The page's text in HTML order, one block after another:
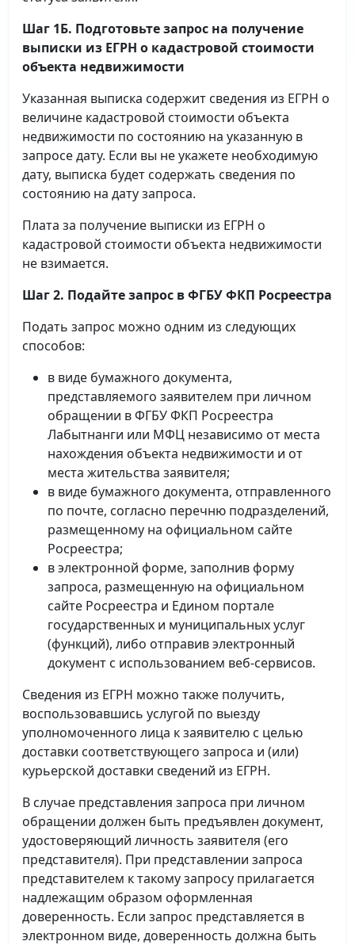
Шаг 1Б. Подготовьте запрос на получение
выписки из ЕГРН о кадастровой стоимости
объекта недвижимости
Указанная выписка содержит сведения из ЕГРН о
величине кадастровой стоимости объекта
недвижимости по состоянию на указанную в
запросе дату. Если вы не укажете необходимую
дату, выписка будет содержать сведения по
состоянию на дату запроса.
Плата за получение выписки из ЕГРН о
кадастровой стоимости объекта недвижимости
не взимается.
Шаг 2. Подайте запрос в ФГБУ ФКП Росреестра
Подать запрос можно одним из следующих
способов:
в виде бумажного документа,
представляемого заявителем при личном
обращении в ФГБУ ФКП Росреестра
Лабытнанги или МФЦ независимо от места
нахождения объекта недвижимости и от
места жительства заявителя;
в виде бумажного документа, отправленного
по почте, согласно перечню подразделений,
размещенному на официальном сайте
Росреестра;
в электронной форме, заполнив форму
запроса, размещенную на официальном
сайте Росреестра и Едином портале
государственных и муниципальных услуг
(функций), либо отправив электронный
документ с использованием веб-сервисов.
Сведения из ЕГРН можно также получить,
воспользовавшись услугой по выезду
уполномоченного лица к заявителю с целью
доставки соответствующего запроса и (или)
курьерской доставки сведений из ЕГРН.
В случае представления запроса при личном
обращении должен быть предъявлен документ,
удостоверяющий личность заявителя (его
представителя). При представлении запроса
представителем к такому запросу прилагается
надлежащим образом оформленная
доверенность. Если запрос представляется в
электронном виде, доверенность должна быть